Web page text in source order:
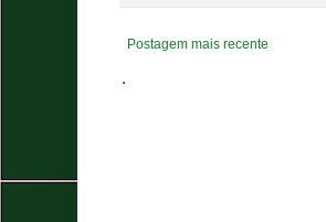
Postagem mais recente
.